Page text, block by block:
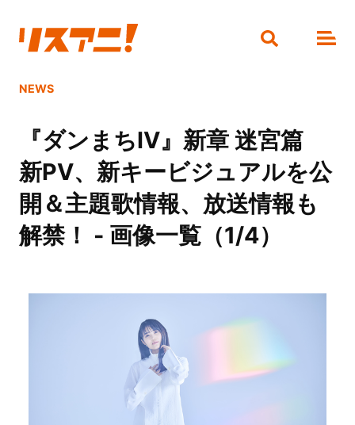
NEWS
『ダンまちⅣ』新章 迷宮篇
新PV、新キービジュアルを公
開＆主題歌情報、放送情報も
解禁！ - 画像一覧（1/4）